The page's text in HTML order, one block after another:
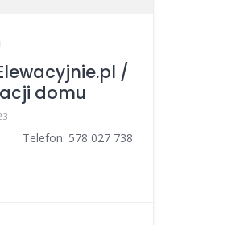
/
domu
Telefon: 578 027 738